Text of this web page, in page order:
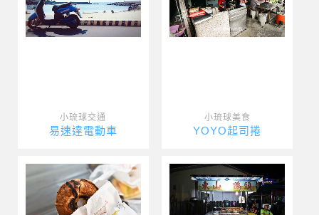
小琉球交通
易速達電動車
小琉球美食
YOYO起司捲